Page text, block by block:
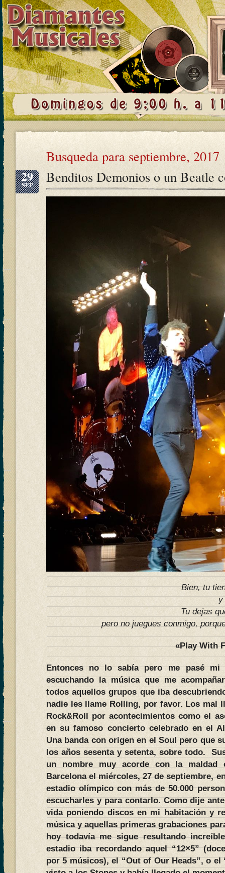
Busqueda para septiembre, 2017
29
SEP Benditos Demonios o un Beatle
Bien, tu
y
Tu dejas
pero no juegues conmigo,
«Play With
Entonces no lo sabía pero me pasé mi
escuchando la música que me
todos aquellos grupos que iba
nadie les llame Rolling, por favor. Los mal
Rock&Roll por acontecimientos como el
en su famoso concierto celebrado en el
Una banda con origen en el Soul pero que
los años sesenta y setenta, sobre todo.
un nombre muy acorde con la maldad
Barcelona el miércoles, 27 de septiembre,
estadio olímpico con más de 50.000
escucharles y para contarlo. Como dije
vida poniendo discos en mi habitación y
música y aquellas primeras grabaciones
hoy todavía me sigue resultando
estadio iba recordando aquel “12×5”
por 5 músicos), el “Out of Our Heads”, o el